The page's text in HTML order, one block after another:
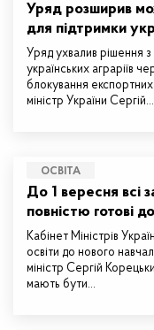
Уряд розширив
для підтримки
Уряд ухвалив рішення
українських аграріїв
блокування
міністр України Сергій…
ОСВІТА
До 1 вересня всі
повністю готові
Кабінет Міністрів
освіти до нового
міністр Сергій
мають бути…